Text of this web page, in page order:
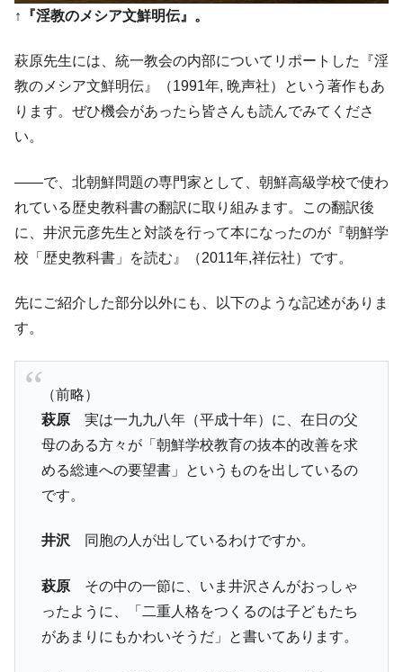
Fact1 平成仮面ライダーの意外すぎるモチーフとは？
なスーパーリーグとは？
Fact1
日本人マスターズ挑戦の歴史。松山以前に最高位
だった選手とは？
Fact1
Fact1 セレクトセールの高額取引馬が稼いだ金額とは？
↑『淫教のメシア文鮮明伝』。
萩原先生には、統一教会の内部についてリポートした『淫
教のメシア文鮮明伝』（1991年, ‎晩声社）という著作もあ
ります。ぜひ機会があったら皆さんも読んでみてくださ
い。
――で、北朝鮮問題の専門家として、朝鮮高級学校で使わ
れている歴史教科書の翻訳に取り組みます。この翻訳後
に、井沢元彦先生と対談を行って本になったのが『朝鮮学
校「歴史教科書」を読む』（2011年,祥伝社）です。
先にご紹介した部分以外にも、以下のような記述がありま
す。
（前略）
萩原実は一九九八年（平成十年）に、在日の父
母のある方々が「朝鮮学校教育の抜本的改善を求
める総連への要望書」というものを出しているの
です。
井沢 同胞の人が出しているわけですか。
萩原その中の一節に、いま井沢さんがおっしゃ
ったように、「二重人格をつくるのは子どもたち
があまりにもかわいそうだ」と書いてあります。